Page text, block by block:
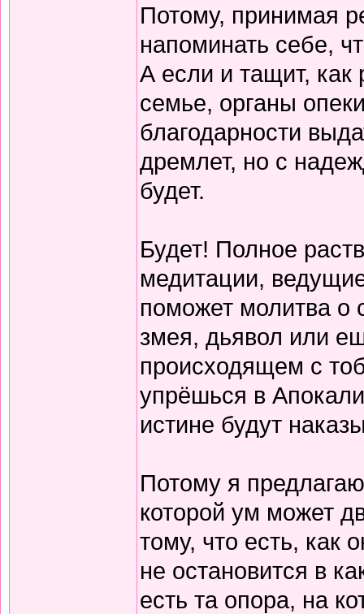
Потому, принимая
напоминать себе,
А если и тащит,
семье, органы
благодарности
дремлет, но с
будет.
Будет! Полное
медитации,
поможет молитва о
змея, дьявол или
происходящем с
упрёшься в
истине будут
Потому я
которой ум может
тому, что есть, как
не остановится в
есть та опора, на